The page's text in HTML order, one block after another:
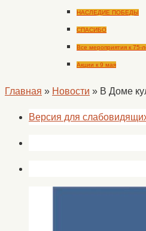
НАСЛЕДИЕ ПОБЕДЫ
СПАСИБО
Все мероприятия к
Акции к 9 мая
Главная » Новости » В Доме
Версия для